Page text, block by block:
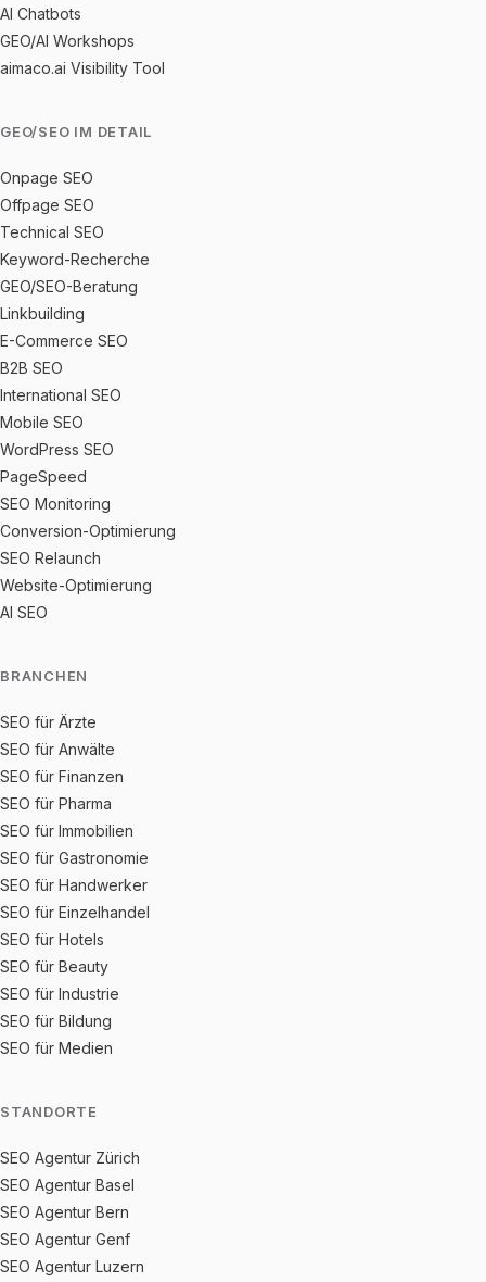
AI Chatbots
GEO/AI Workshops
aimaco.ai Visibility Tool
GEO/SEO IM DETAIL
Onpage SEO
Offpage SEO
Technical SEO
Keyword-Recherche
GEO/SEO-Beratung
Linkbuilding
E-Commerce SEO
B2B SEO
International SEO
Mobile SEO
WordPress SEO
PageSpeed
SEO Monitoring
Conversion-Optimierung
SEO Relaunch
Website-Optimierung
AI SEO
BRANCHEN
SEO für Ärzte
SEO für Anwälte
SEO für Finanzen
SEO für Pharma
SEO für Immobilien
SEO für Gastronomie
SEO für Handwerker
SEO für Einzelhandel
SEO für Hotels
SEO für Beauty
SEO für Industrie
SEO für Bildung
SEO für Medien
STANDORTE
SEO Agentur Zürich
SEO Agentur Basel
SEO Agentur Bern
SEO Agentur Genf
SEO Agentur Luzern